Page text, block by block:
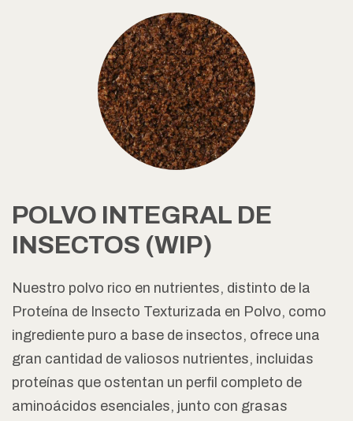
POLVO INTEGRAL DE
INSECTOS (WIP)
Nuestro polvo rico en nutrientes, distinto de la
Proteína de Insecto Texturizada en Polvo, como
ingrediente puro a base de insectos, ofrece una
gran cantidad de valiosos nutrientes, incluidas
proteínas que ostentan un perfil completo de
aminoácidos esenciales, junto con grasas